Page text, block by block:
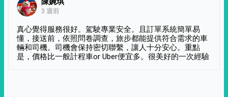
3 週前
真心覺得服務很好。駕駛專業安全。且訂單系統簡單易
懂，接送前，依照問卷調查，旅步都能提供符合需求的車
輛和司機。司機會保持密切聯繫，讓人十分安心。重點
是，價格比一般計程車or Uber便宜多。很美好的一次經驗